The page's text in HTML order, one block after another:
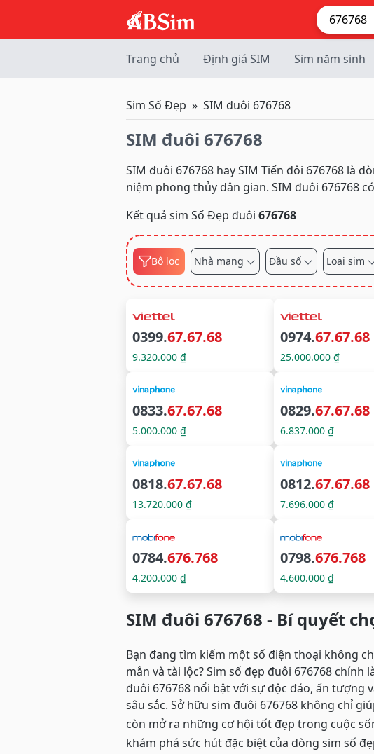
Trang chủ Định giá SIM Sim năm sinh
Sim Số Đẹp SIM đuôi 676768
SIM đuôi 676768
SIM đuôi 676768 hay SIM Tiến đôi 676768 là
niệm phong thủy dân gian. SIM đuôi 676768
Kết quả sim Số Đẹp đuôi 676768
Bộ lọc Nhà mạng Đầu số Loại sim
0399.67.67.68
9.320.000 ₫
0974.67.67.68
25.000.000 ₫
0833.67.67.68
5.000.000 ₫
0829.67.67.68
6.837.000 ₫
0818.67.67.68
13.720.000 ₫
0812.67.67.68
7.696.000 ₫
0784.676.768
4.200.000 ₫
0798.676.768
4.600.000 ₫
SIM đuôi 676768 - Bí quyết
Bạn đang tìm kiếm một số điện thoại không
mắn và tài lộc? Sim số đẹp đuôi 676768 chính
đuôi 676768 nổi bật với sự độc đáo, ấn tượng
sâu sắc. Sở hữu sim đuôi 676768 không chỉ
còn mở ra những cơ hội tốt đẹp trong cuộc
khám phá sức hút đặc biệt của dòng sim số